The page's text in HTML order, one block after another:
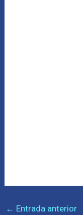
← Entrada anterior